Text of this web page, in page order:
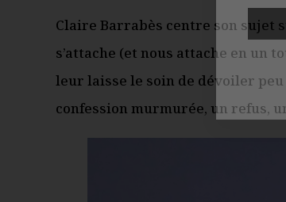
Claire Barrabès centre son sujet
s’attache (et nous attache en un
leur laisse le soin de dévoiler
confession murmurée, un refus,
Je